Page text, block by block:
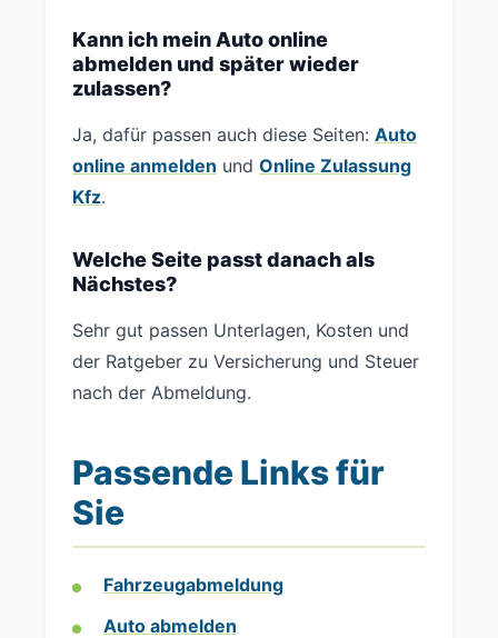
Kann ich mein Auto online
abmelden und später wieder
zulassen?
Ja, dafür passen auch diese Seiten: Auto
online anmelden und Online Zulassung
Kfz.
Welche Seite passt danach als
Nächstes?
Sehr gut passen Unterlagen, Kosten und
der Ratgeber zu Versicherung und Steuer
nach der Abmeldung.
Passende Links für
Sie
Fahrzeugabmeldung
Auto abmelden